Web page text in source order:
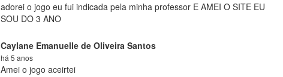
adorei o jogo eu fui indicada pela minha professor E AMEI O SITE EU
SOU DO 3 ANO
Caylane Emanuelle de Oliveira Santos
há 5 anos
Amei o jogo aceirtei